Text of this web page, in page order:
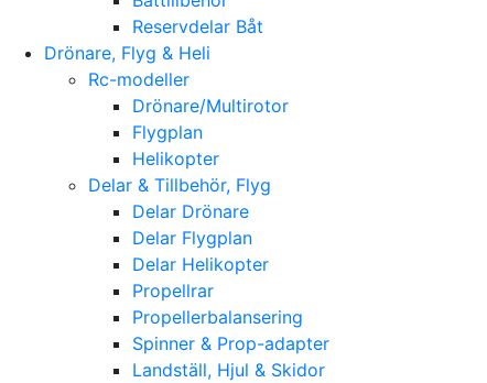
Reservdelar Båt
Drönare, Flyg & Heli
Rc-modeller
Drönare/Multirotor
Flygplan
Helikopter
Delar & Tillbehör, Flyg
Delar Drönare
Delar Flygplan
Delar Helikopter
Propellrar
Propellerbalansering
Spinner & Prop-adapter
Landställ, Hjul & Skidor